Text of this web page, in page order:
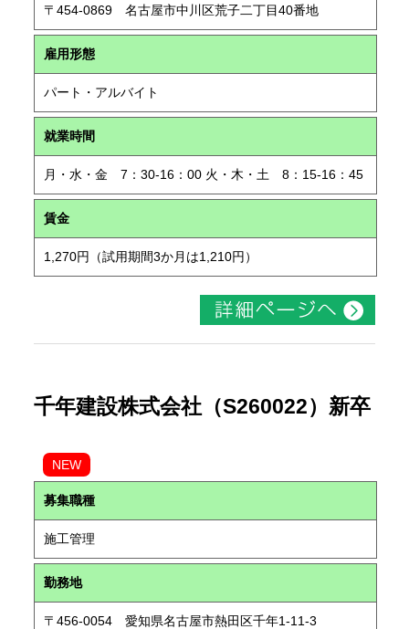
〒454-0869 名古屋市中川区荒子二丁目40番地
雇用形態
パート・アルバイト
就業時間
月・水・金 7：30-16：00 火・木・土 8：15-16：45
賃金
1,270円（試用期間3か月は1,210円）
千年建設株式会社（S260022）新卒
NEW
募集職種
施工管理
勤務地
〒456-0054 愛知県名古屋市熱田区千年1-11-3